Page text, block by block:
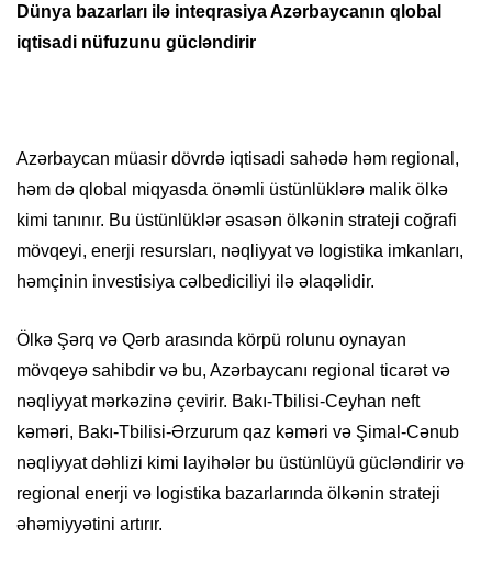
Dünya bazarları ilə inteqrasiya Azərbaycanın qlobal
iqtisadi nüfuzunu gücləndirir
Azərbaycan müasir dövrdə iqtisadi sahədə həm regional,
həm də qlobal miqyasda önəmli üstünlüklərə malik ölkə
kimi tanınır. Bu üstünlüklər əsasən ölkənin strateji coğrafi
mövqeyi, enerji resursları, nəqliyyat və logistika imkanları,
həmçinin investisiya cəlbediciliyi ilə əlaqəlidir.
Ölkə Şərq və Qərb arasında körpü rolunu oynayan
mövqeyə sahibdir və bu, Azərbaycanı regional ticarət və
nəqliyyat mərkəzinə çevirir. Bakı-Tbilisi-Ceyhan neft
kəməri, Bakı-Tbilisi-Ərzurum qaz kəməri və Şimal-Cənub
nəqliyyat dəhlizi kimi layihələr bu üstünlüyü gücləndirir və
regional enerji və logistika bazarlarında ölkənin strateji
əhəmiyyətini artırır.